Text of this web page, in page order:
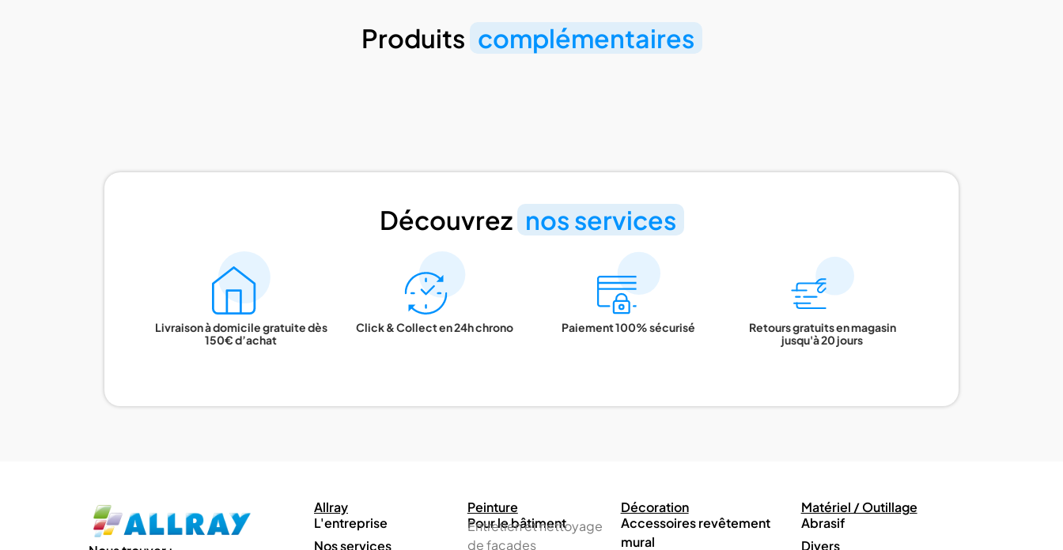
Produits complémentaires
Découvrez nos services
Livraison à domicile gratuite dès
150€ d’achat
Click & Collect en 24h chrono Paiement 100% sécurisé
Retours gratuits en magasin
jusqu'à 20 jours
Allray
L'entreprise
Nos services
Peinture
Pour le bâtiment
Entretien et nettoyage
de façades
Décoration
Accessoires revêtement
mural
Matériel / Outillage
Abrasif
Divers